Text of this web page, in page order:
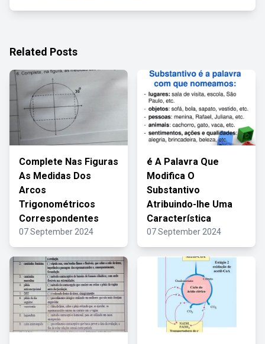
Related Posts
Complete Nas Figuras
As Medidas Dos
Arcos
Trigonométricos
Correspondentes
07 September 2024
é A Palavra Que
Modifica O
Substantivo
Atribuindo-lhe Uma
Característica
07 September 2024